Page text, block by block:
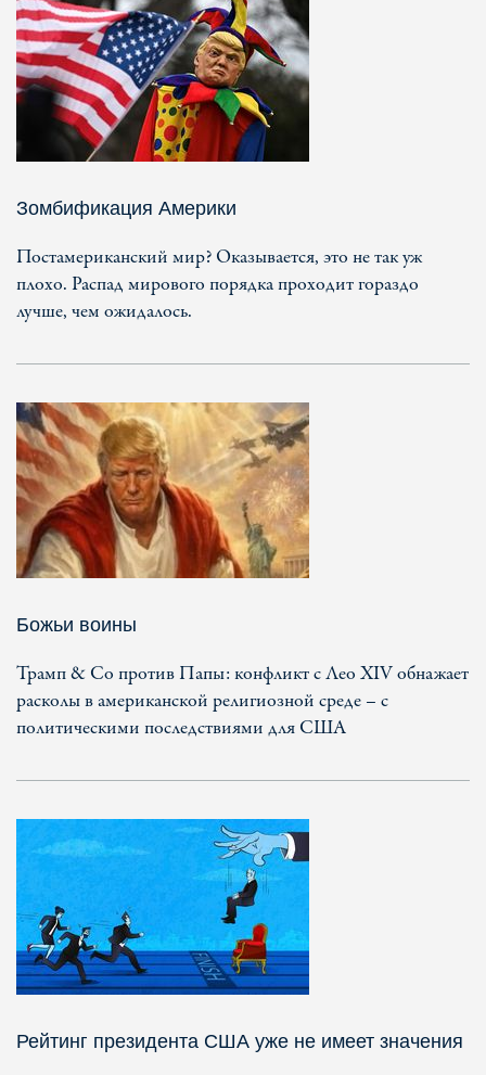
Зомбификация Америки
Постамериканский мир? Оказывается, это не так уж
плохо. Распад мирового порядка проходит гораздо
лучше, чем ожидалось.
Божьи воины
Трамп & Co против Папы: конфликт с Лео XIV обнажает
расколы в американской религиозной среде – с
политическими последствиями для США
Рейтинг президента США уже не имеет значения